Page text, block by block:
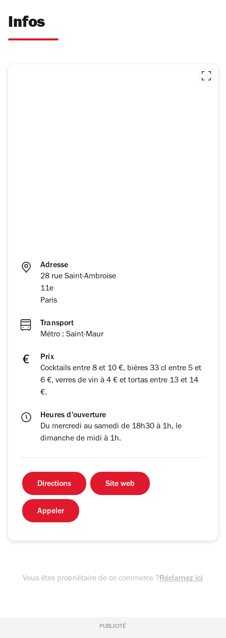
Infos
Adresse
28 rue Saint-Ambroise
11e
Paris
Transport
Métro : Saint-Maur
Prix
Cocktails entre 8 et 10 €, bières 33 cl entre 5 et
6 €, verres de vin à 4 € et tortas entre 13 et 14
€.
Heures d'ouverture
Du mercredi au samedi de 18h30 à 1h, le
dimanche de midi à 1h.
Directions Site web
Appeler
Vous êtes propriétaire de ce commerce ?Réclamez ici
PUBLICITÉ